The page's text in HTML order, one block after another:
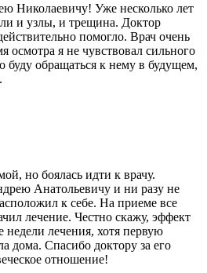
Николаевичу! Уже несколько лет
и узлы, и трещина. Доктор
помогло. Врач очень
осмотра я не чувствовал сильного
буду обращаться к нему в будущем,
но боялась идти к врачу.
Анатольевичу и ни разу не
к себе. На приеме все
лечение. Честно скажу, эффект
недели лечения, хотя первую
дома. Спасибо доктору за его
отношение!